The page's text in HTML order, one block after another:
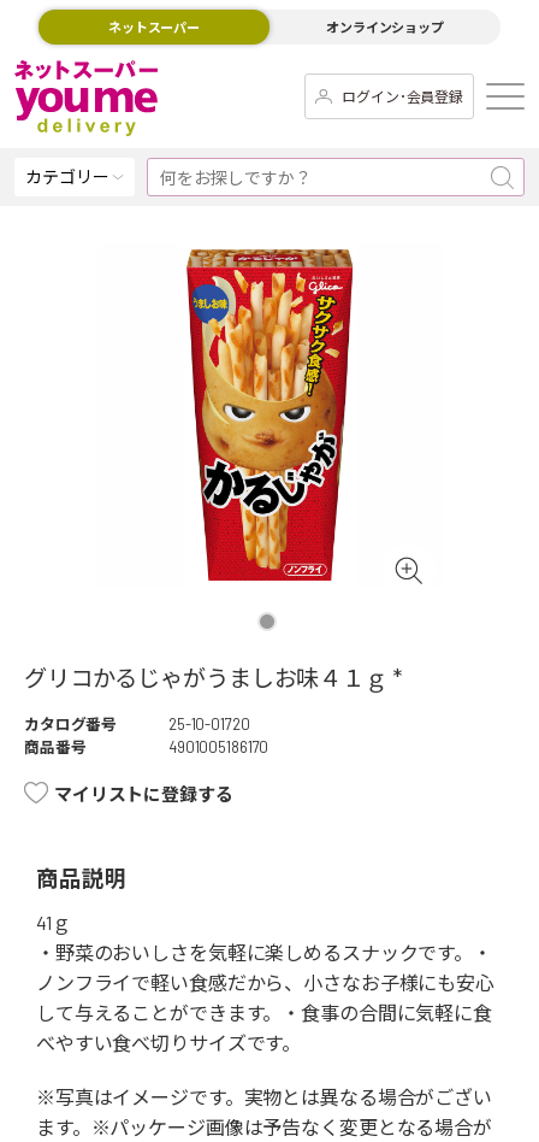
ネットスーパー オンラインショップ
ログイン･会員登録
カテゴリー
グリコかるじゃがうましお味４１ｇ *
カタログ番号
25-10-01720
商品番号
4901005186170
マイリストに登録する
商品説明
41ｇ
・野菜のおいしさを気軽に楽しめるスナックです。・
ノンフライで軽い食感だから、小さなお子様にも安心
して与えることができます。・食事の合間に気軽に食
べやすい食べ切りサイズです。
※写真はイメージです。実物とは異なる場合がござい
ます。※パッケージ画像は予告なく変更となる場合が